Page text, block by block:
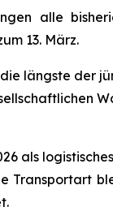
alle
13. März.
längste der
als